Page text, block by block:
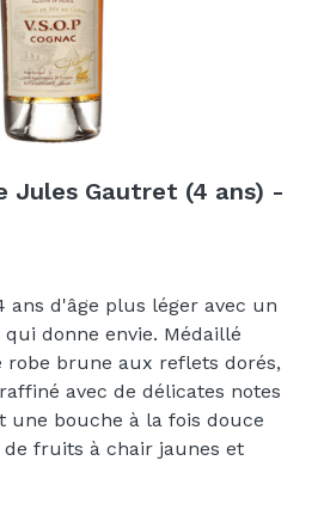
Jules Gautret (4 ans) -
ans d'âge plus léger avec un
donne envie. Médaillé
robe brune aux reflets dorés,
avec de délicates notes
une bouche à la fois douce
fruits à chair jaunes et